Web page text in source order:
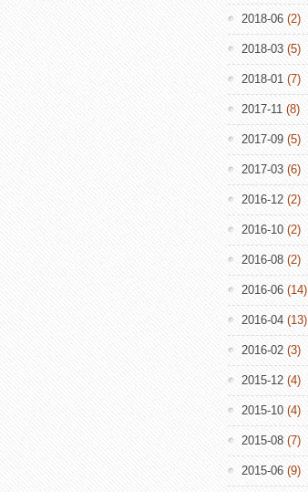
2018-06 (2)
2018-03 (5)
2018-01 (7)
2017-11 (8)
2017-09 (5)
2017-03 (6)
2016-12 (2)
2016-10 (2)
2016-08 (2)
2016-06 (14)
2016-04 (13)
2016-02 (3)
2015-12 (4)
2015-10 (4)
2015-08 (7)
2015-06 (9)